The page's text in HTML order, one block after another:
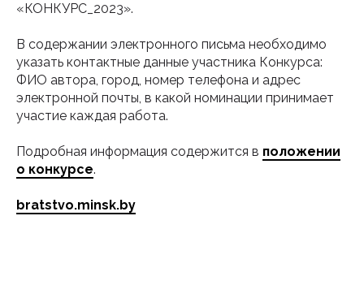
«КОНКУРС_2023».
В содержании электронного письма необходимо
указать контактные данные участника Конкурса:
ФИО автора, город, номер телефона и адрес
электронной почты, в какой номинации принимает
участие каждая работа.
Подробная информация содержится в положении
о конкурсе.
bratstvo.minsk.by